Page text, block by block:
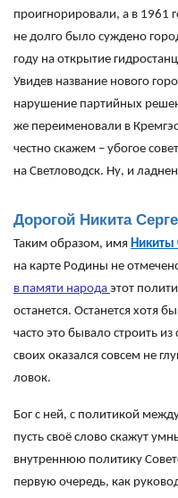
проигнорировали, а в 1961
не долго было суждено
году на открытие
Увидев название нового
нарушение партийных
же переименовали в
честно скажем – убогое
на Светловодск. Ну, и
Дорогой Никита
Таким образом, имя Никиты
на карте Родины не
в памяти народа этот
останется. Останется хотя
часто это бывало строить из
своих оказался совсем не
ловок.
Бог с ней, с политикой
пусть своё слово скажут
внутреннюю политику
первую очередь, как